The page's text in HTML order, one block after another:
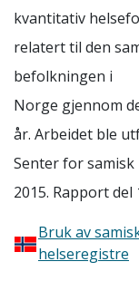
kvantitativ
relatert til den
befolkningen i
Norge gjennom
år. Arbeidet ble
Senter for
2015. Rapport del
Bruk av
helseregistre